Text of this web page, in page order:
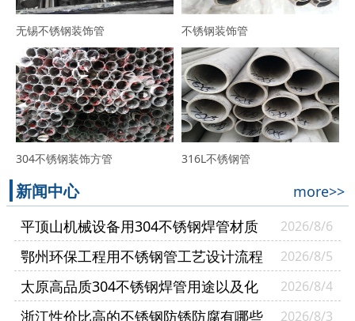
无锡不锈钢装饰管 不锈钢装饰管
304不锈钢装饰方管 316L不锈钢管
新闻中心
more>>
平顶山机械设备用304不锈钢焊管材质
有哪几种
2026/8/6
鄂州环保工程用不锈钢管工艺设计流程 2026/8/5
太原高品质304不锈钢焊管用途以及化
学成分
2026/8/4
浙江性价比高的不锈钢防锈防腐有哪些 2026/8/3